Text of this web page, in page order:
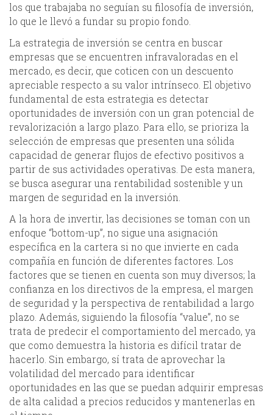
los que trabajaba no seguían su filosofía de inversión,
lo que le llevó a fundar su propio fondo.
La estrategia de inversión se centra en buscar
empresas que se encuentren infravaloradas en el
mercado, es decir, que coticen con un descuento
apreciable respecto a su valor intrínseco. El objetivo
fundamental de esta estrategia es detectar
oportunidades de inversión con un gran potencial de
revalorización a largo plazo. Para ello, se prioriza la
selección de empresas que presenten una sólida
capacidad de generar flujos de efectivo positivos a
partir de sus actividades operativas. De esta manera,
se busca asegurar una rentabilidad sostenible y un
margen de seguridad en la inversión.
A la hora de invertir, las decisiones se toman con un
enfoque “bottom-up”, no sigue una asignación
específica en la cartera si no que invierte en cada
compañía en función de diferentes factores. Los
factores que se tienen en cuenta son muy diversos; la
confianza en los directivos de la empresa, el margen
de seguridad y la perspectiva de rentabilidad a largo
plazo. Además, siguiendo la filosofía “value”, no se
trata de predecir el comportamiento del mercado, ya
que como demuestra la historia es difícil tratar de
hacerlo. Sin embargo, sí trata de aprovechar la
volatilidad del mercado para identificar
oportunidades en las que se puedan adquirir empresas
de alta calidad a precios reducidos y mantenerlas en